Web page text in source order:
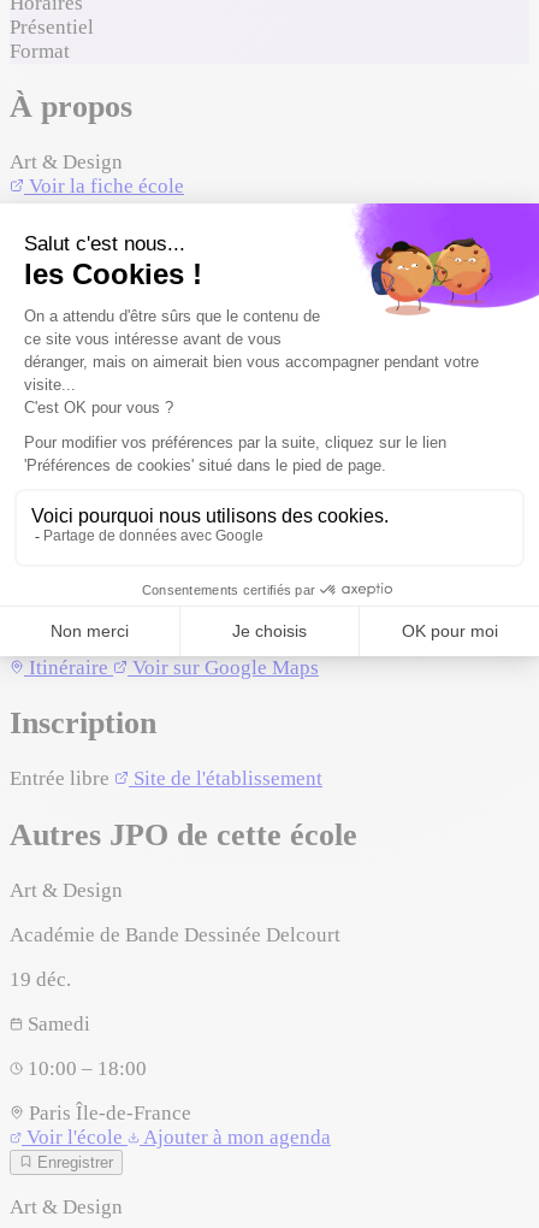
Présentiel
Format
À propos
Art & Design
Voir la fiche école
À propos de l'établissement
Établissement Privé
Académie de Bande Dessinée Delcourt (ABD) : école des
métiers de la bande dessinée proposant formations, ateliers
et rencontres avec des professionnels de l'édition.
Lieu
Île-de-France (75 - Paris)
77 avenue de la République
01 71 32 87 26
−
OpenStreetMap
Itinéraire
Voir sur Google Maps
Inscription
Entrée libre Site de l'établissement
Autres JPO de cette école
Art & Design
Académie de Bande Dessinée Delcourt
19 déc.
Samedi
10:00 – 18:00
Paris Île-de-France
Voir l'école
Ajouter à mon agenda
Enregistrer
Art & Design